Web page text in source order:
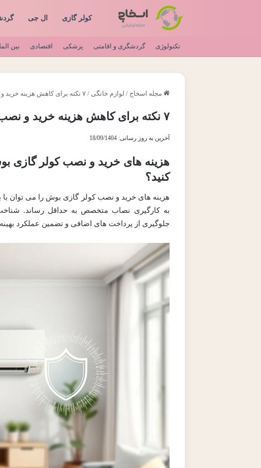
کولر گازی ال جی
تکنولوژی گردشگری و اقامتی پزشکی اقتصادی بین
مجله اسخاج / لوازم خانگی / ۷ نکته برای کاهش هزینه خرید و نصب کولر گازی بوش
۷ نکته برای کاهش هزینه خرید و نصب کولر گازی بوش
آخرین به روز رسانی: 18/09/1404
هزینه های خرید و نصب کولر گازی
کنید؟
هزینه های خرید و نصب کولر گازی بوش را می توان با
به کارگیری نصاب متخصص به حداقل رساند.
جلوگیری از پرداخت های اضافی و تضمین عملکرد